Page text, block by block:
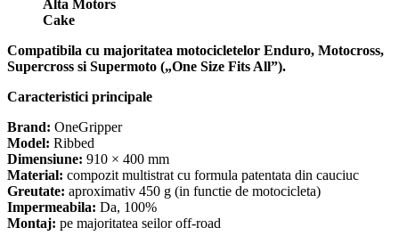
Alta Motors
Cake
Compatibila cu majoritatea motocicletelor Enduro, Motocross,
Supercross si Supermoto („One Size Fits All”).
Caracteristici principale
Brand: OneGripper
Model: Ribbed
Dimensiune: 910 × 400 mm
Material: compozit multistrat cu formula patentata din cauciuc
Greutate: aproximativ 450 g (in functie de motocicleta)
Impermeabila: Da, 100%
Montaj: pe majoritatea seilor off-road